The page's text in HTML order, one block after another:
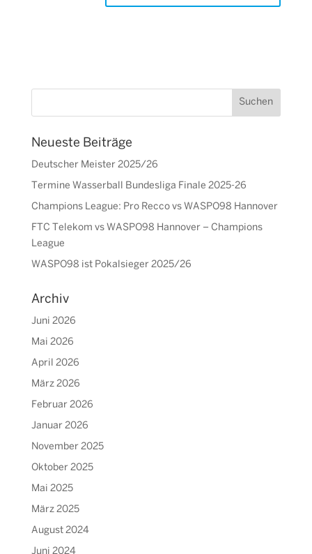
Neueste Beiträge
Deutscher Meister 2025/26
Termine Wasserball Bundesliga Finale 2025-26
Champions League: Pro Recco vs WASPO98 Hannover
FTC Telekom vs WASPO98 Hannover – Champions
League
WASPO98 ist Pokalsieger 2025/26
Archiv
Juni 2026
Mai 2026
April 2026
März 2026
Februar 2026
Januar 2026
November 2025
Oktober 2025
Mai 2025
März 2025
August 2024
Juni 2024